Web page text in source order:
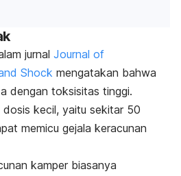
jurnal Journal of
Shock mengatakan bahwa
dengan toksisitas tinggi.
dosis kecil, yaitu sekitar 50
memicu gejala keracunan
kamper biasanya